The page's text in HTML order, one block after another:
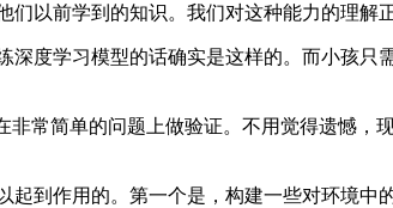
以前学到的知识。我们对这种能力的理解
学习模型的话确实是这样的。而小孩只
简单的问题上做验证。不用觉得遗憾，
作用的。第一个是，构建一些对环境中